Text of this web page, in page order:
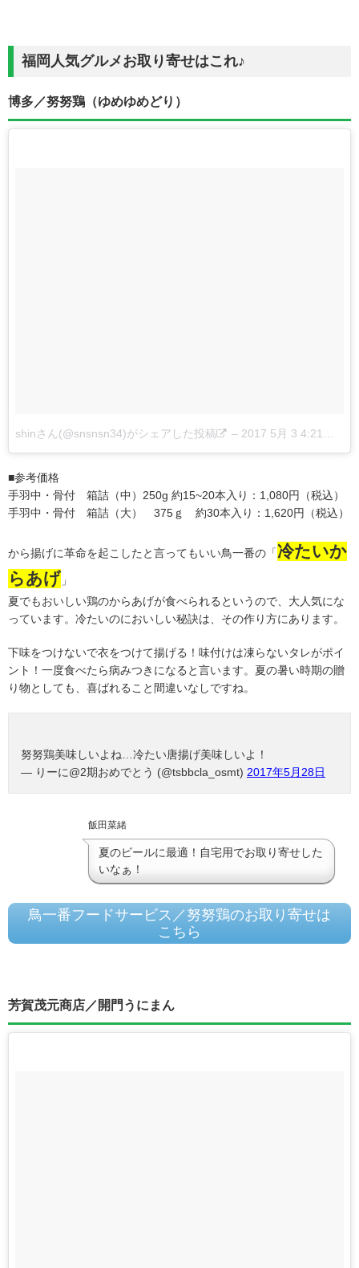
福岡人気グルメお取り寄せはこれ♪
博多／努努鶏（ゆめゆめどり）
shinさん(@snsnsn34)がシェアした投稿 – 2017 5月 3 4:21午前 PDT
■参考価格
手羽中・骨付 箱詰（中）250g 約15~20本入り：1,080円（税込）
手羽中・骨付 箱詰（大） 375ｇ 約30本入り：1,620円（税込）
から揚げに革命を起こしたと言ってもいい鳥一番の「冷たいか
らあげ 」
夏でもおいしい鶏のからあげが食べられるというので、大人気にな
っています。冷たいのにおいしい秘訣は、その作り方にあります。
下味をつけないで衣をつけて揚げる！味付けは凍らないタレがポイ
ント！一度食べたら病みつきになると言います。夏の暑い時期の贈
り物としても、喜ばれること間違いなしですね。
努努鶏美味しいよね…冷たい唐揚げ美味しいよ！
— りーに@2期おめでとう (@tsbbcla_osmt) 2017年5月28日
飯田菜緒
夏のビールに最適！自宅用でお取り寄せした
いなぁ！
鳥一番フードサービス／努努鶏のお取り寄せは
こちら
芳賀茂元商店／開門うにまん